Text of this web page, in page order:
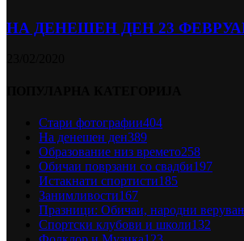
НА ДЕНЕШЕН ДЕН 23
Стари фотографии404
На денешен ден389
Образование низ времето258
Обичаи поврзани со свадби197
Истакнати спортисти185
Занимливости167
Празници: Обичаи, народни
Спортски клубови и школи132